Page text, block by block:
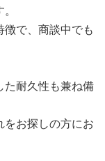
で、商談中でも
た耐久性も兼ね備
をお探しの方にお